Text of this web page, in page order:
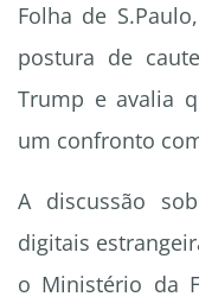
Folha de
postura de
Trump e avalia
um confronto
A discussão
digitais
o Ministério da